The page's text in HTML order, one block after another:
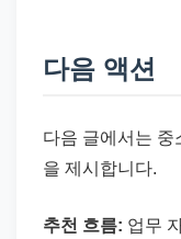
다음 액션
다음 글에서는 중
을 제시합니다.
추천 흐름: 업무